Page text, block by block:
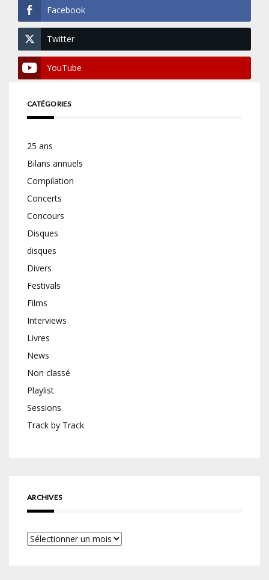
Facebook
Twitter
YouTube
CATÉGORIES
25 ans
Bilans annuels
Compilation
Concerts
Concours
Disques
disques
Divers
Festivals
Films
Interviews
Livres
News
Non classé
Playlist
Sessions
Track by Track
ARCHIVES
Archives